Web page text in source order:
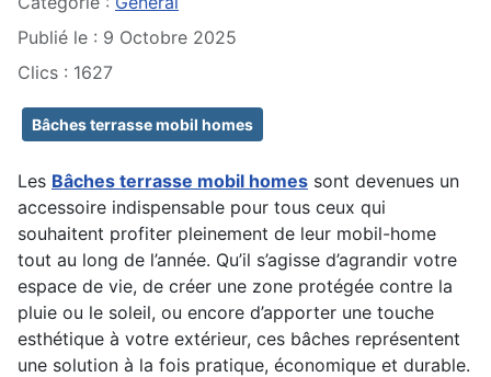
Publié le : 9 Octobre 2025
Clics : 1627
Bâches terrasse mobil homes
Les Bâches terrasse mobil homes sont devenues un
accessoire indispensable pour tous ceux qui
souhaitent profiter pleinement de leur mobil-home
tout au long de l’année. Qu’il s’agisse d’agrandir votre
espace de vie, de créer une zone protégée contre la
pluie ou le soleil, ou encore d’apporter une touche
esthétique à votre extérieur, ces bâches représentent
une solution à la fois pratique, économique et durable.